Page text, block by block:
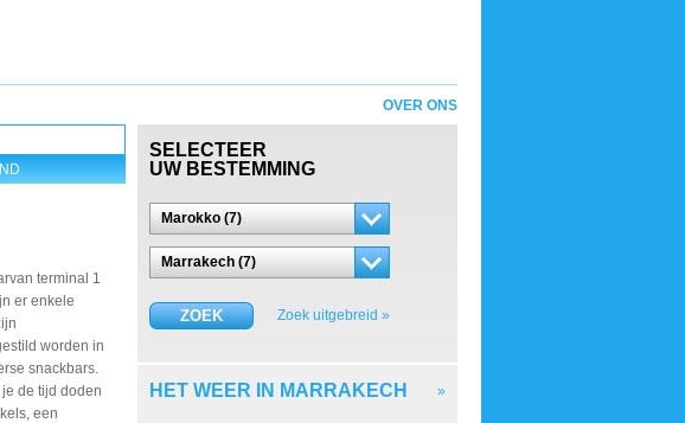
terminal 1
er enkele
worden in
snackbars.
de tijd doden
een
OVER ONS
SELECTEER
UW BESTEMMING
Marokko (7)
Marrakech (7)
ZOEK Zoek uitgebreid »
HET WEER IN MARRAKECH »